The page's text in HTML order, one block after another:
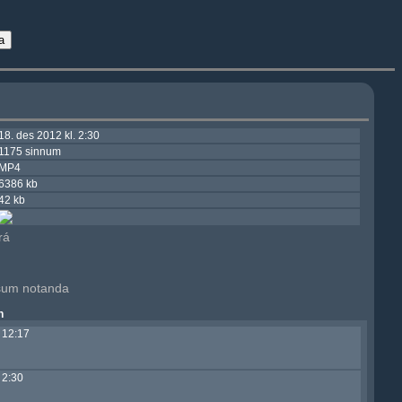
18. des 2012 kl. 2:30
1175 sinnum
MP4
kb
kb
notanda
2:30